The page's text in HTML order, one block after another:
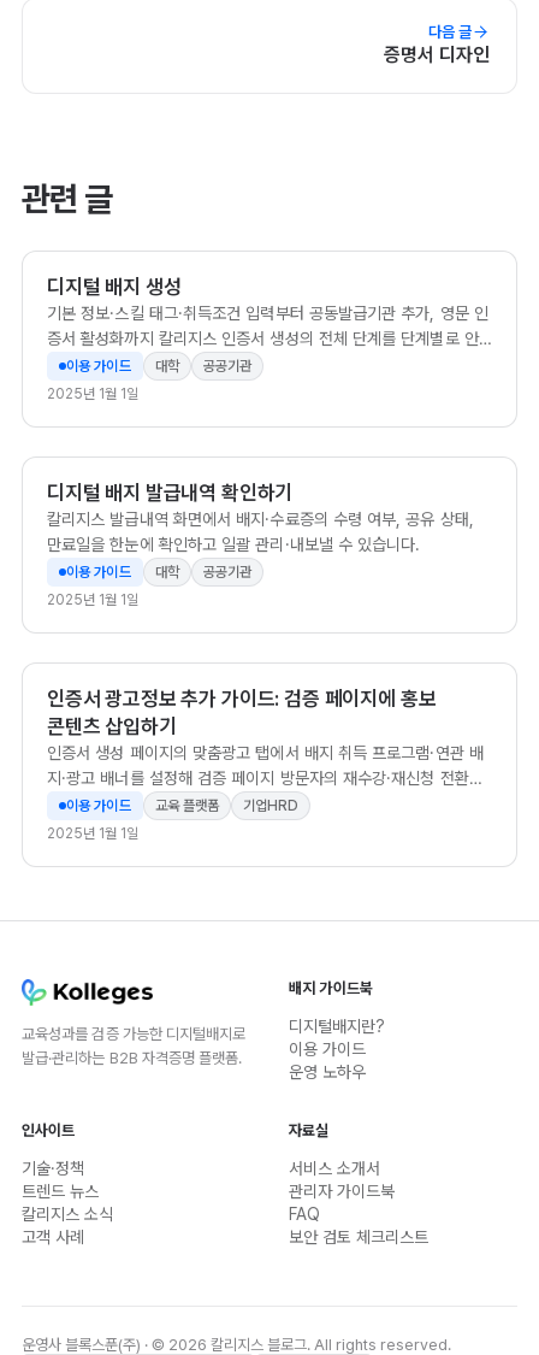
다음 글
증명서 디자인
관련 글
디지털 배지 생성
기본 정보·스킬 태그·취득조건 입력부터 공동발급기관 추가, 영문 인
증서 활성화까지 칼리지스 인증서 생성의 전체 단계를 단계별로 안
내합니다.
이용 가이드 대학
공공기관
2025년 1월 1일
디지털 배지 발급내역 확인하기
칼리지스 발급내역 화면에서 배지·수료증의 수령 여부, 공유 상태,
만료일을 한눈에 확인하고 일괄 관리·내보낼 수 있습니다.
이용 가이드 대학
공공기관
2025년 1월 1일
인증서 광고정보 추가 가이드: 검증 페이지에 홍보
콘텐츠 삽입하기
인증서 생성 페이지의 맞춤광고 탭에서 배지 취득 프로그램·연관 배
지·광고 배너를 설정해 검증 페이지 방문자의 재수강·재신청 전환을
유도할 수 있다.
이용 가이드 교육 플랫폼
기업HRD
2025년 1월 1일
교육성과를 검증 가능한 디지털배지로
발급·관리하는 B2B 자격증명 플랫폼.
배지 가이드북
디지털배지란?
이용 가이드
운영 노하우
인사이트
기술·정책
트렌드 뉴스
칼리지스 소식
고객 사례
자료실
서비스 소개서
관리자 가이드북
FAQ
보안 검토 체크리스트
운영사 블록스푼(주) · © 2026 칼리지스 블로그. All rights reserved.